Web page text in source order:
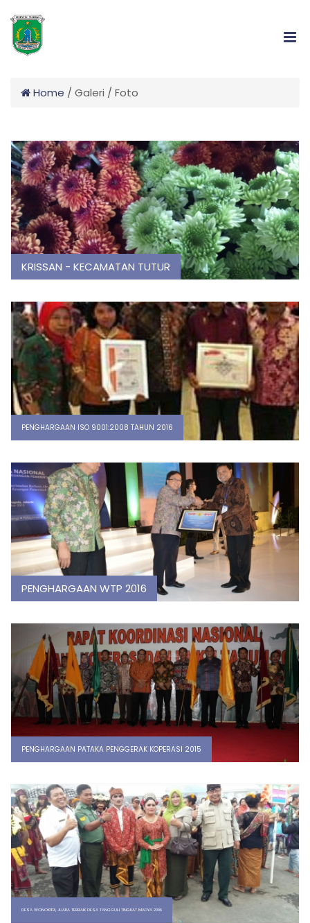
Home / Galeri / Foto
KRISSAN - KECAMATAN TUTUR
PENGHARGAAN ISO 9001:2008 TAHUN 2016
PENGHARGAAN WTP 2016
PENGHARGAAN PATAKA PENGGERAK KOPERASI 2015
DESA WONOKITRI, JUARA TERBAIK DESA TANGGUH TINGKAT MADYA 2016